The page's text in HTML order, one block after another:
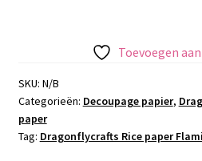
Toevoegen
SKU: N/B
Categorieën: Decoupage papier,
paper
Tag: Dragonflycrafts Rice paper